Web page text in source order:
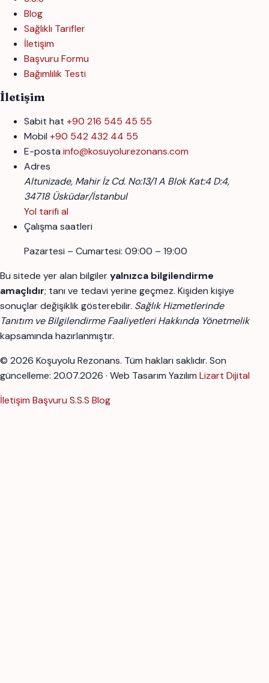
Blog
Sağlıklı Tarifler
İletişim
Başvuru Formu
Bağımlılık Testi
İletişim
Sabit hat +90 216 545 45 55
Mobil +90 542 432 44 55
E-posta info@kosuyolurezonans.com
Adres
Altunizade, Mahir İz Cd. No:13/1 A Blok Kat:4 D:4,
34718 Üsküdar/İstanbul
Yol tarifi al
Çalışma saatleri
Pazartesi – Cumartesi: 09:00 – 19:00
Bu sitede yer alan bilgileryalnızca bilgilendirme
amaçlıdır; tanı ve tedavi yerine geçmez. Kişiden kişiye
sonuçlar değişiklik gösterebilir. Sağlık Hizmetlerinde
Tanıtım ve Bilgilendirme Faaliyetleri Hakkında Yönetmelik
kapsamında hazırlanmıştır.
© 2026 Koşuyolu Rezonans. Tüm hakları saklıdır. Son
güncelleme: 20.07.2026 · Web Tasarım Yazılım Lizart Dijital
İletişim Başvuru S.S.S Blog